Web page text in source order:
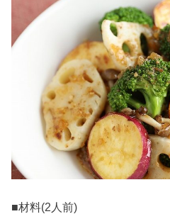
■材料(2人前)